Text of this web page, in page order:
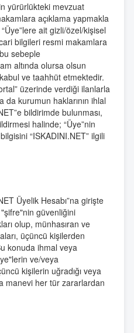
yürürlükteki mevzuat
açıklama yapmakla
ait gizli/özel/kişisel
bilgileri resmi makamlara
sebeple
altında olursa olsun
ve taahhüt etmektedir.
üzerinde verdiği ilanlarla
kurumun haklarının ihlal
bildirimde bulunması,
halinde; “Üye”nin
“ISKADINI.NET” ilgili
Üyelik Hesabı”na girişte
"şifre"nin güvenliğini
olup, münhasıran ve
üçüncü kişilerden
konuda ihmal veya
ve/veya
kişilerin uğradığı veya
manevi her tür zararlardan